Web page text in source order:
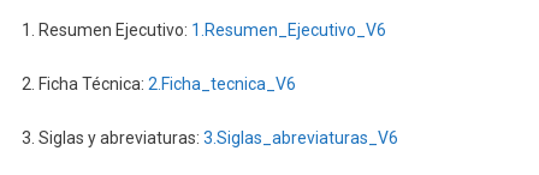
FASE
EXPLORACIÓN
DE
1. Resumen Ejecutivo: 1.Resumen_Ejecutivo_V6
2. Ficha Técnica: 2.Ficha_tecnica_V6
3. Siglas y abreviaturas: 3.Siglas_abreviaturas_V6